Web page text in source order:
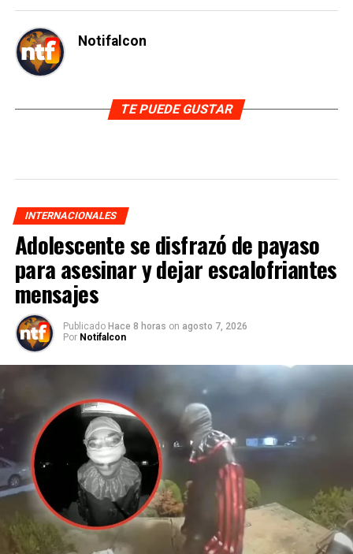
Notifalcon
TE PUEDE GUSTAR
INTERNACIONALES
Adolescente se disfrazó de payaso
para asesinar y dejar escalofriantes
mensajes
Publicado Hace 8 horas on agosto 7, 2026
Por Notifalcon